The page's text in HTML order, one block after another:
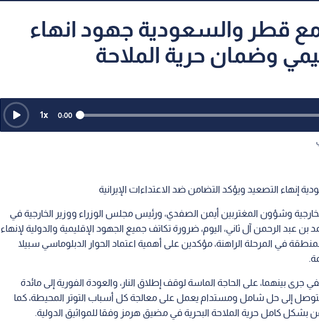
مع قطر والسعودية جهود انهاء
وضمان حرية الملاحة
0:00
1x
التصعيد ويؤكد التضامن ضد الاعتداءات الإيرانية
وشؤون المغتربين أيمن الصفدي، ورئيس مجلس الوزراء ووزير الخارجية في
عبد الرحمن آل ثاني، اليوم، ضرورة تكاتف جميع الجهود الإقليمية والدولية لإنهاء
في المرحلة الراهنة، مؤكدين على أهمية اعتماد الحوار الدبلوماسي سبيلا
جرى بينهما، على الحاجة الماسة لوقف إطلاق النار، والعودة الفورية إلى مائدة
إلى حل شامل ومستدام يعمل على معالجة كل أسباب التوتر المحيطة، كما
بشكل كامل حرية الملاحة البحرية في مضيق هرمز وفقا للمواثيق الدولية.